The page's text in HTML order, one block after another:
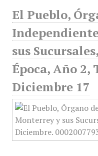
El Pueblo,
sus
Época, Año 2,
Diciembre 17